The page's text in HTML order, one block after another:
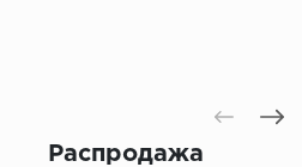
Распродажа